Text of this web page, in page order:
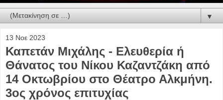
▼
13 Νοε 2023
Καπετάν Μιχάλης - Ελευθερία ή
Θάνατος του Νίκου Καζαντζάκη από
14 Οκτωβρίου στο Θέατρο Αλκμήνη.
3ος χρόνος επιτυχίας